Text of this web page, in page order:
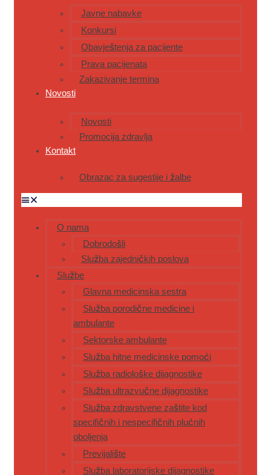
Javne nabavke
Konkursi
Obavještenja za pacijente
Prava pacijenata
Zakazivanje termina
Novosti
Novosti
Promocija zdravlja
Kontakt
Obrazac za sugestije i žalbe
O nama
Dobrodošli
Služba zajedničkih poslova
Službe
Glavna medicinska sestra
Služba porodične medicine i
ambulante
Sektorske ambulante
Služba hitne medicinske pomoći
Služba radiološke dijagnostike
Služba ultrazvučne dijagnostike
Služba zdravstvene zaštite kod
specifičnih i nespecifičnih plućnih
oboljenja
Previjalište
Služba laboratorijske dijagnostike